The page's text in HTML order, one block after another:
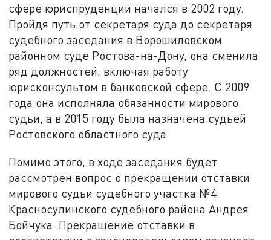
сфере юриспруденции начался в 2002 году.
Пройдя путь от секретаря суда до секретаря
судебного заседания в Ворошиловском
районном суде Ростова-на-Дону, она сменила
ряд должностей, включая работу
юрисконсультом в банковской сфере. С 2009
года она исполняла обязанности мирового
судьи, а в 2015 году была назначена судьей
Ростовского областного суда.
Помимо этого, в ходе заседания будет
рассмотрен вопрос о прекращении отставки
мирового судьи судебного участка №4
Красносулинского судебного района Андрея
Бойчука. Прекращение отставки в